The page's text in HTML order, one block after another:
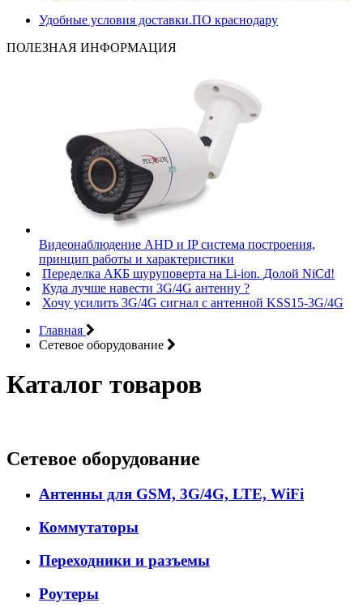
Удобные условия доставки.ПО краснодару
ПОЛЕЗНАЯ ИНФОРМАЦИЯ
Видеонаблюдение AHD и IP система построения,
принцип работы и характеристики
Переделка АКБ шуруповерта на Li-ion. Долой NiCd!
Куда лучше навести 3G/4G антенну ?
Хочу усилить 3G/4G сигнал с антенной KSS15-3G/4G
Главная
Сетевое оборудование
Каталог товаров
Сетевое оборудование
Антенны для GSM, 3G/4G, LTE, WiFi
Коммутаторы
Переходники и разъемы
Роутеры